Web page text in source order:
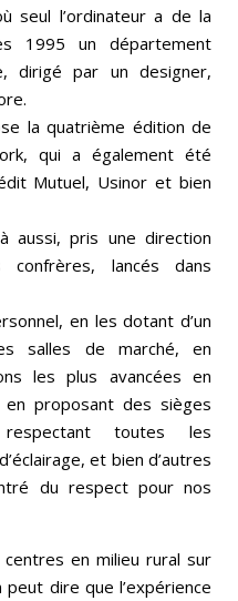
seul l’ordinateur a de la
1995 un département
dirigé par un designer,
la quatrième édition de
qui a également été
Mutuel, Usinor et bien
aussi, pris une direction
lancés dans
en les dotant d’un
salles de marché, en
les plus avancées en
en proposant des sièges
toutes les
et bien d’autres
du respect pour nos
en milieu rural sur
dire que l’expérience